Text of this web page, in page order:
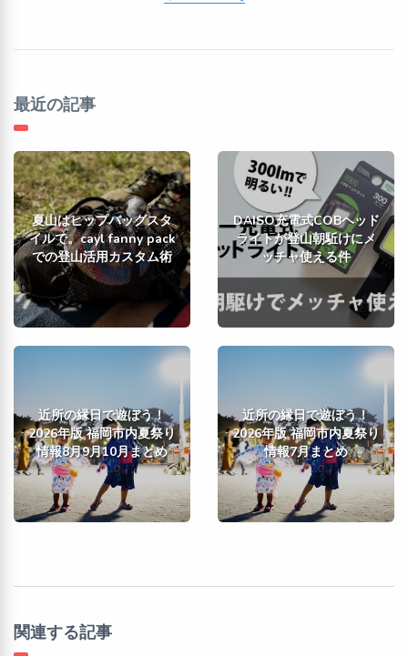
最近の記事
夏山はヒップバッグスタ
イルで。cayl fanny pack
での登山活用カスタム術
DAISO充電式COBヘッド
ライトが登山朝駈けにメ
ッチャ使える件
近所の縁日で遊ぼう！
2026年版 福岡市内夏祭り
情報8月9月10月まとめ
近所の縁日で遊ぼう！
2026年版 福岡市内夏祭り
情報7月まとめ
関連する記事